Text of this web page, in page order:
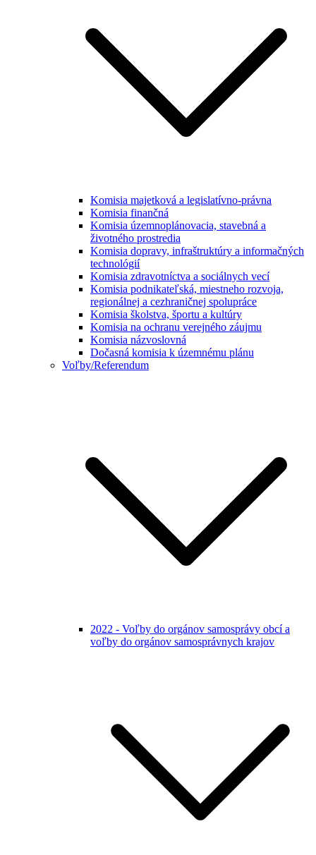
Komisia majetková a legislatívno-právna
Komisia finančná
Komisia územnoplánovacia, stavebná a
životného prostredia
Komisia dopravy, infraštruktúry a informačných
technológií
Komisia zdravotníctva a sociálnych vecí
Komisia podnikateľská, miestneho rozvoja,
regionálnej a cezhraničnej spolupráce
Komisia školstva, športu a kultúry
Komisia na ochranu verejného záujmu
Komisia názvoslovná
Dočasná komisia k územnému plánu
Voľby/Referendum
2022 - Voľby do orgánov samosprávy obcí a
voľby do orgánov samosprávnych krajov